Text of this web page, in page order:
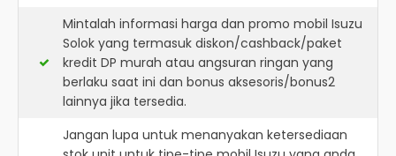
Mintalah informasi harga dan promo mobil Isuzu
Solok yang termasuk diskon/cashback/paket
kredit DP murah atau angsuran ringan yang
berlaku saat ini dan bonus aksesoris/bonus2
lainnya jika tersedia.
Jangan lupa untuk menanyakan ketersediaan